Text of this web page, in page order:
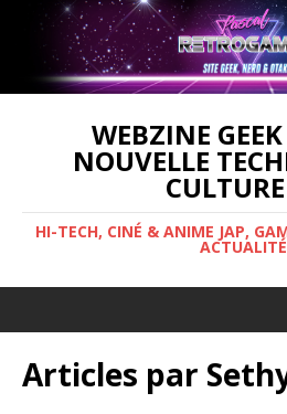
WEBZINE
NOUVELLE
HI-TECH, CINÉ & ANIME JAP,
Articles par